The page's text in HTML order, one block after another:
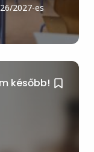
2027-es
később!